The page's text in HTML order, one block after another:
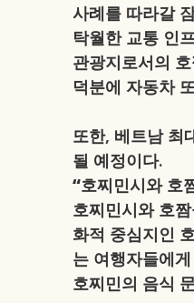
사례를 따라갈
탁월한 교통 인
관광지로서의
덕분에 자동차
또한, 베트남 최
될 예정이다.
“호찌민시와 호
호찌민시와 호
화적 중심지인
는 여행자들에
호찌민의 음식